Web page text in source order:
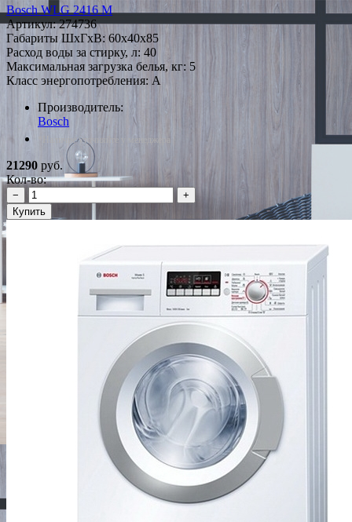
Bosch WLG 2416 M
Артикул:274736
Габариты ШxГxВ: 60x40x85
Расход воды за стирку, л: 40
Максимальная загрузка белья, кг: 5
Класс энергопотребления: A
Производитель:
Bosch
*Наличие уточняйте у менеджера
21290 руб.
Кол-во:
−
+
Купить